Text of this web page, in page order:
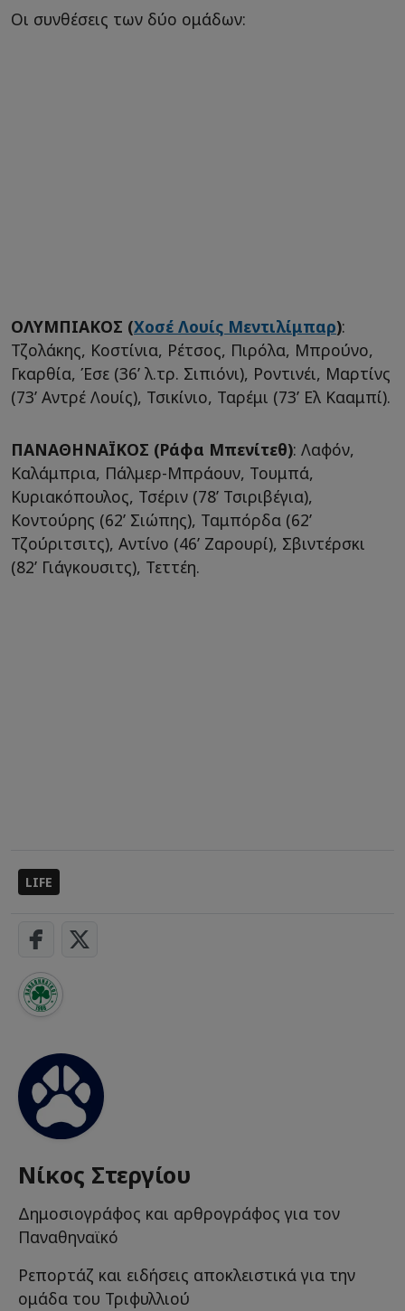
Οι συνθέσεις των δύο ομάδων:
ΟΛΥΜΠΙΑΚΟΣ (Χοσέ Λουίς Μεντιλίμπαρ):
Τζολάκης, Κοστίνια, Ρέτσος, Πιρόλα, Μπρούνο,
Γκαρθία, Έσε (36’ λ.τρ. Σιπιόνι), Ροντινέι, Μαρτίνς
(73’ Αντρέ Λουίς), Τσικίνιο, Ταρέμι (73’ Ελ Κααμπί).
ΠΑΝΑΘΗΝΑΪΚΟΣ (Ράφα Μπενίτεθ): Λαφόν,
Καλάμπρια, Πάλμερ-Μπράουν, Τουμπά,
Κυριακόπουλος, Τσέριν (78’ Τσιριβέγια),
Κοντούρης (62’ Σιώπης), Ταμπόρδα (62’
Τζούριτσιτς), Αντίνο (46’ Ζαρουρί), Σβιντέρσκι
(82’ Γιάγκουσιτς), Τεττέη.
LIFE
Νίκος Στεργίου
Δημοσιογράφος και αρθρογράφος για τον
Παναθηναϊκό
Ρεπορτάζ και ειδήσεις αποκλειστικά για την
ομάδα του Τριφυλλιού